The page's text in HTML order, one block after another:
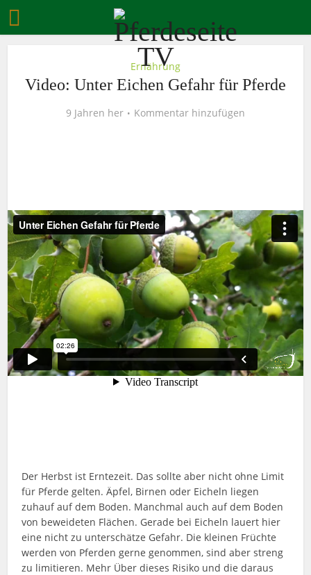
Ernährung
Video: Unter Eichen Gefahr für Pferde
9 Jahren her Kommentar hinzufügen
Der Herbst ist Erntezeit. Das sollte aber nicht ohne Limit
für Pferde gelten. Äpfel, Birnen oder Eicheln liegen
zuhauf auf dem Boden. Manchmal auch auf dem Boden
von beweideten Flächen. Gerade bei Eicheln lauert hier
eine nicht zu unterschätze Gefahr. Die kleinen Früchte
werden von Pferden gerne genommen, sind aber streng
zu limitieren. Mehr Über dieses Risiko und die daraus